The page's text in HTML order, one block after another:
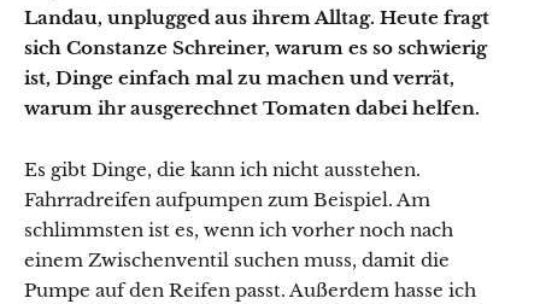
Landau, unplugged aus ihrem Alltag. Heute fragt
sich Constanze Schreiner, warum es so schwierig
ist, Dinge einfach mal zu machen und verrät,
warum ihr ausgerechnet Tomaten dabei helfen.
Es gibt Dinge, die kann ich nicht ausstehen.
Fahrradreifen aufpumpen zum Beispiel. Am
schlimmsten ist es, wenn ich vorher noch nach
einem Zwischenventil suchen muss, damit die
Pumpe auf den Reifen passt. Außerdem hasse ich